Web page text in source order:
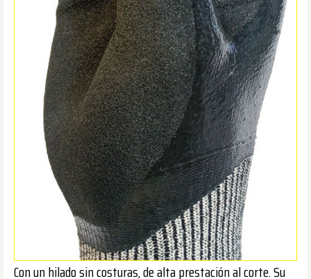
Con un hilado sin costuras, de alta prestación al corte. Su